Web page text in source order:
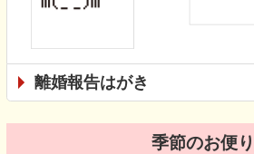
離婚報告はがき
季節のお便り